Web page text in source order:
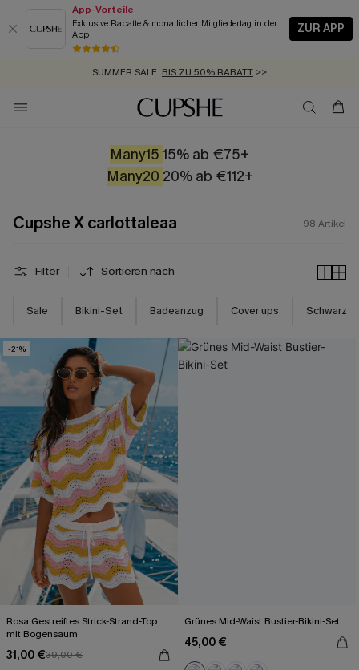
App-Vorteile
Exklusive Rabatte & monatlicher Mitgliedertag in der
App
ZUR APP
GRATIS MASSBAND MIT JEDEM SCHNELLVERSAND-ARTIKEL >>
SUMMER SALE:
ZUM NEWSLETTER:BIS ZU -20% EXTRA ERHALTEN
KOSTENLOSER VERSAND AB 89 €
Many15 15% ab €75+
Many20 20% ab €112+
Cupshe X carlottaleaa 98 Artikel
Filter Sortieren nach
Sale Bikini-Set Badeanzug Cover ups Schwarz
-21%
Rosa Gestreiftes Strick-Strand-Top
mit Bogensaum
31,00 €39,00 €
Grünes Mid-Waist Bustier-Bikini-Set
45,00 €